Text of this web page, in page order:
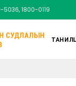
5036, 1800-0119